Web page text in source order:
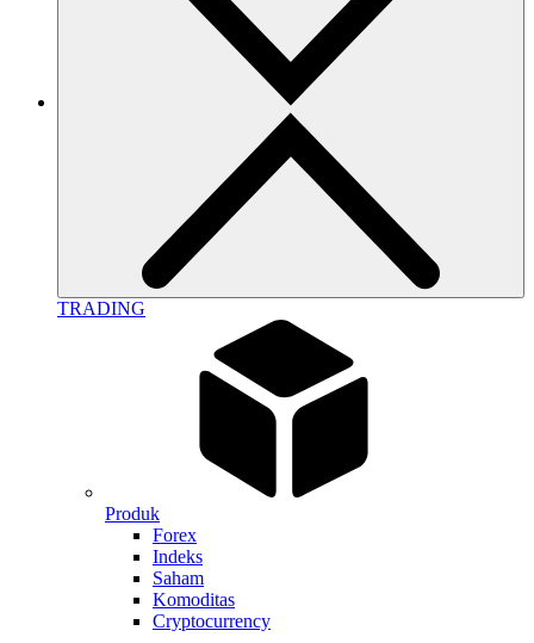
TRADING
Produk
Forex
Indeks
Saham
Komoditas
Cryptocurrency